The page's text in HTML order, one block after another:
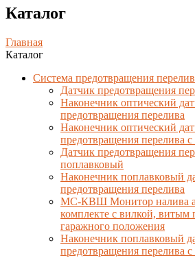
Каталог
Главная
Каталог
Система предотвращения
Датчик предотвращения
Наконечник оптический
предотвращения перелива
Наконечник оптический
предотвращения перелива с
Датчик предотвращения
поплавковый
Наконечник поплавковый
предотвращения перелива
МС-КВШ Монитор налива
комплекте с вилкой, витым
гаражного положения
Наконечник поплавковый
предотвращения перелива с